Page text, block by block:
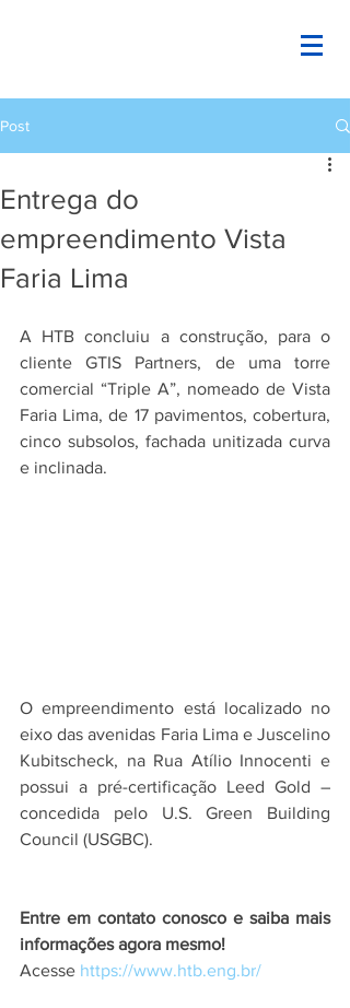
Post
Entrega do
empreendimento Vista
Faria Lima
A HTB concluiu a construção, para o
cliente GTIS Partners, de uma torre
comercial “Triple A”, nomeado de Vista
Faria Lima, de 17 pavimentos, cobertura,
cinco subsolos, fachada unitizada curva
e inclinada.
O empreendimento está localizado no
eixo das avenidas Faria Lima e Juscelino
Kubitscheck, na Rua Atílio Innocenti e
possui a pré-certificação Leed Gold –
concedida pelo U.S. Green Building
Council (USGBC).
Entre em contato conosco e saiba mais
informações agora mesmo!
Acesse https://www.htb.eng.br/